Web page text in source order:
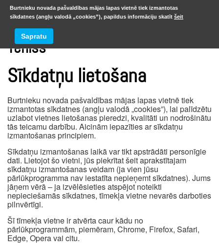
Teniss
Sīkdatņu lietošana
Burtnieku novada pašvaldības mājas lapas vietnē tiek
izmantotas sīkdatnes (angļu valodā „cookies”), lai palīdzētu
uzlabot vietnes lietošanas pieredzi, kvalitāti un nodrošinātu
tās teicamu darbību. Aicinām iepazīties ar sīkdatņu
izmantošanas principiem.
Sīkdatņu izmantošanas laikā var tikt apstrādāti personīgie
dati. Lietojot šo vietni, jūs piekrītat šeit aprakstītajam
sīkdatņu izmantošanas veidam (ja vien jūsu
pārlūkprogramma nav iestatīta nepieņemt sīkdatnes). Jums
jāņem vērā – ja izvēlēsieties atspējot noteikti
nepieciešamās sīkdatnes, tīmekļa vietne nevarēs darboties
pilnvērtīgi.
Šī tīmekļa vietne ir atvērta caur kādu no
pārlūkprogrammām, piemēram, Chrome, Firefox, Safari,
Edge, Opera vai citu.
Burtnieku novada pašvaldības mājas lapas vietnē tiek izmantotas
sīkdatnes (angļu valodā „cookies”), papildus informāciju skatīt šeit
Sapratu